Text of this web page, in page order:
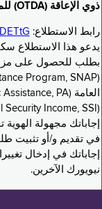
ذوي الإعاقة (OTDA) للمزايا العامة!
رابط الاستطلاع:
يدعو هذا الاستطلاع
بطلب للحصول على مزايا
إجاباتك مجهولة
في تقديم و/أو تثبيت
إجاباتك في إدخال
نيويورك الآخرين.